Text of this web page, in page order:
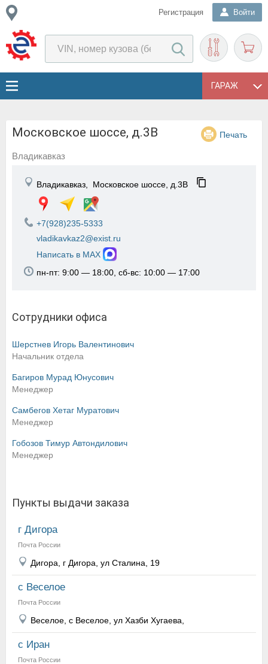
Регистрация Войти
ГАРАЖ
Московское шоссе, д.3В Печать
Владикавказ
Владикавказ, Московское шоссе, д.3В
+7(928)235-5333
vladikavkaz2@exist.ru
Написать в MAX
пн-пт: 9:00 — 18:00, сб-вс: 10:00 — 17:00
Сотрудники офиса
Шерстнев Игорь Валентинович
Начальник отдела
Багиров Мурад Юнусович
Менеджер
Самбегов Хетаг Муратович
Менеджер
Гобозов Тимур Автондилович
Менеджер
Пункты выдачи заказа
г Дигора
Почта России
Дигора, г Дигора, ул Сталина, 19
с Веселое
Почта России
Веселое, с Веселое, ул Хазби Хугаева,
с Иран
Почта России